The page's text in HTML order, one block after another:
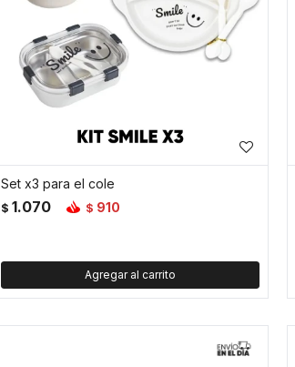
Set x3 para el cole
$ 1.070 $ 910